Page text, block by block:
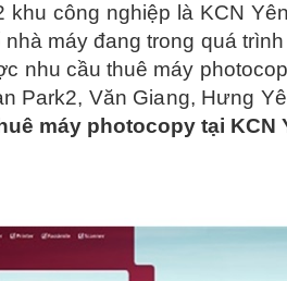
công nghiệp là KCN
máy đang trong quá
nhu cầu thuê máy
Park2, Văn Giang, Hưng
máy photocopy tại KCN